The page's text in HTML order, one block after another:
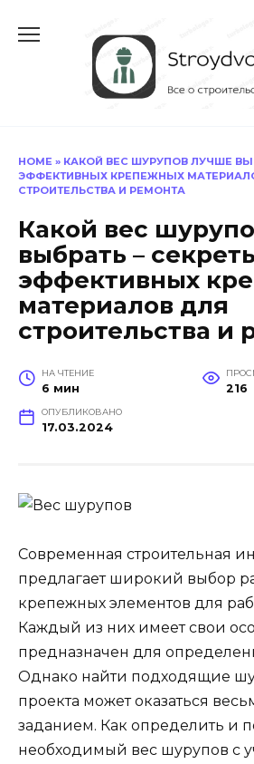
содержанию
HOME » КАКОЙ ВЕС ШУРУПОВ ЛУЧШЕ
ЭФФЕКТИВНЫХ КРЕПЕЖНЫХ
СТРОИТЕЛЬСТВА И РЕМОНТА
Какой вес
выбрать –
эффективных
материалов для
строительства и
НА ЧТЕНИЕ
6 мин 216
ОПУБЛИКОВАНО
17.03.2024
Современная строительная
предлагает широкий выбор
крепежных элементов для
Каждый из них имеет свои
предназначен для
Однако найти подходящие
проекта может оказаться
заданием. Как определить и
необходимый вес шурупов с